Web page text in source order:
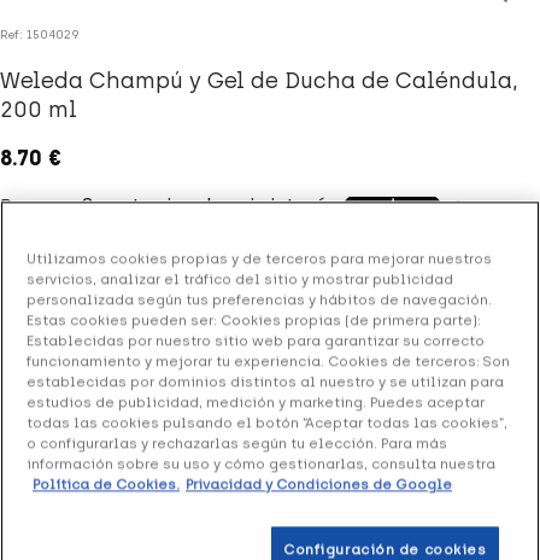
Ref: 1504029
Weleda Champú y Gel de Ducha de Caléndula,
200 ml
8.70 €
+ 17 puntosHealthies
(4 opiniones)
Gel para baño y ducha sin jabón que limpia suavemente el
cabello y cuerpo, indicado especialmente para bebés y
adultos con piel hipersensible, dermatitis atópica y costra
láctea.
Utilizamos cookies propias y de terceros para mejorar nuestros
servicios, analizar el tráfico del sitio y mostrar publicidad
personalizada según tus preferencias y hábitos de navegación.
Estas cookies pueden ser: Cookies propias (de primera parte):
Establecidas por nuestro sitio web para garantizar su correcto
funcionamiento y mejorar tu experiencia. Cookies de terceros: Son
establecidas por dominios distintos al nuestro y se utilizan para
estudios de publicidad, medición y marketing. Puedes aceptar
todas las cookies pulsando el botón “Aceptar todas las cookies”,
o configurarlas y rechazarlas según tu elección. Para más
información sobre su uso y cómo gestionarlas, consulta nuestra
Política de Cookies. Privacidad y Condiciones de Google
Configuración de cookies